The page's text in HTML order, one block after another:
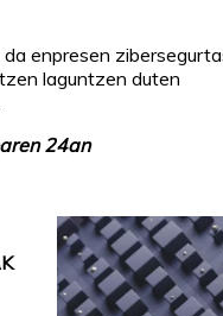
enpresen
laguntzen duten
24an